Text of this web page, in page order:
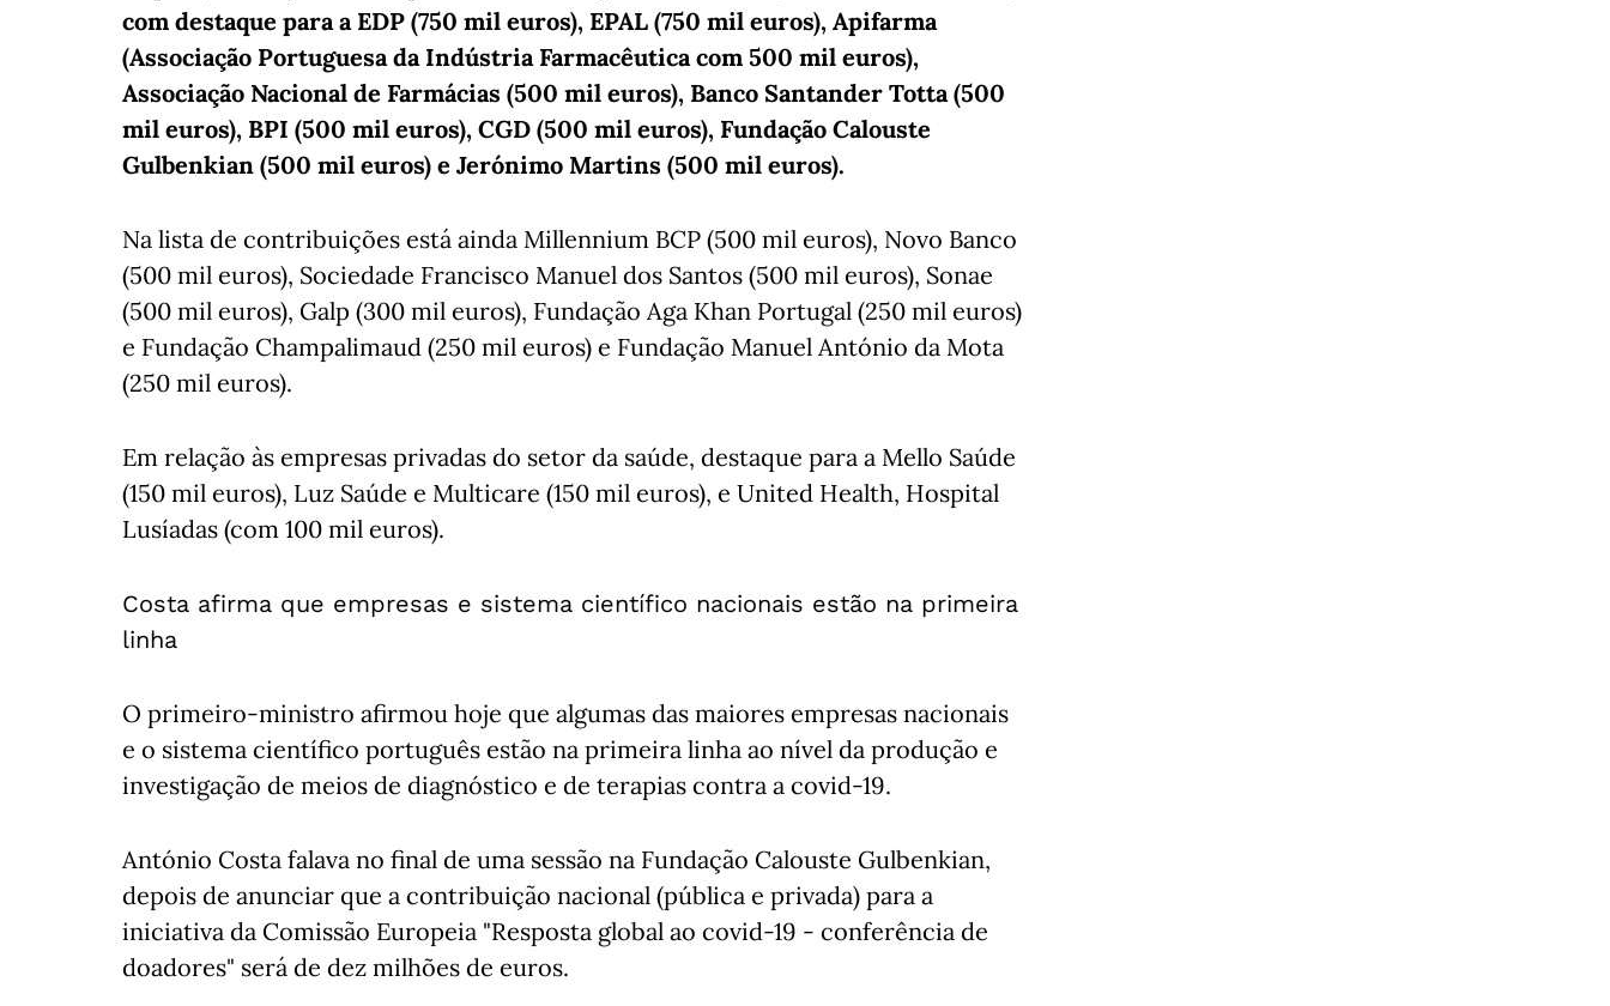
com destaque para a EDP (750 mil euros), EPAL (750 mil euros), Apifarma
(Associação Portuguesa da Indústria Farmacêutica com 500 mil euros),
Associação Nacional de Farmácias (500 mil euros), Banco Santander Totta (500
mil euros), BPI (500 mil euros), CGD (500 mil euros), Fundação Calouste
Gulbenkian (500 mil euros) e Jerónimo Martins (500 mil euros).
Na lista de contribuições está ainda Millennium BCP (500 mil euros), Novo Banco
(500 mil euros), Sociedade Francisco Manuel dos Santos (500 mil euros), Sonae
(500 mil euros), Galp (300 mil euros), Fundação Aga Khan Portugal (250 mil euros)
e Fundação Champalimaud (250 mil euros) e Fundação Manuel António da Mota
(250 mil euros).
Em relação às empresas privadas do setor da saúde, destaque para a Mello Saúde
(150 mil euros), Luz Saúde e Multicare (150 mil euros), e United Health, Hospital
Lusíadas (com 100 mil euros).
Costa afirma que empresas e sistema científico nacionais estão na primeira
linha
O primeiro-ministro afirmou hoje que algumas das maiores empresas nacionais
e o sistema científico português estão na primeira linha ao nível da produção e
investigação de meios de diagnóstico e de terapias contra a covid-19.
António Costa falava no final de uma sessão na Fundação Calouste Gulbenkian,
depois de anunciar que a contribuição nacional (pública e privada) para a
iniciativa da Comissão Europeia "Resposta global ao covid-19 - conferência de
doadores" será de dez milhões de euros.